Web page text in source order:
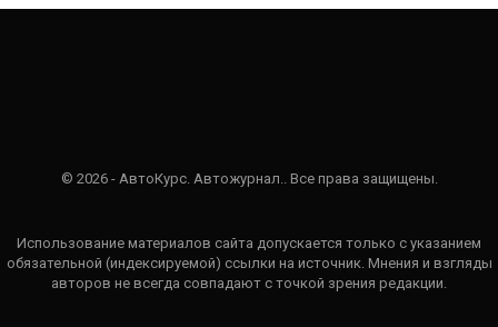
© 2026 - АвтоКурс. Автожурнал.. Все права защищены.
Использование материалов сайта допускается только с указанием
обязательной (индексируемой) ссылки на источник. Мнения и взгляды
авторов не всегда совпадают с точкой зрения редакции.